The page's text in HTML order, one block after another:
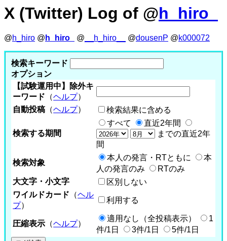
X (Twitter) Log of @h_hiro_
@h_hiro @ h_hiro_ @ __h_hiro__ @dousenP @k000072
検索キーワード
オプション
【試験運用中】除外キ
ーワード （ヘルプ）
自動投稿 （ヘルプ） 検索結果に含める
検索する期間
すべて
直近2年間
までの直近2年
間
検索対象
本人の発言・RTともに
本
人の発言のみ
RTのみ
大文字・小文字
区別しない
ワイルドカード （ヘル
プ）
利用する
圧縮表示 （ヘルプ）
適用なし（全投稿表示）
1
件/1日
3件/1日 5件/1日